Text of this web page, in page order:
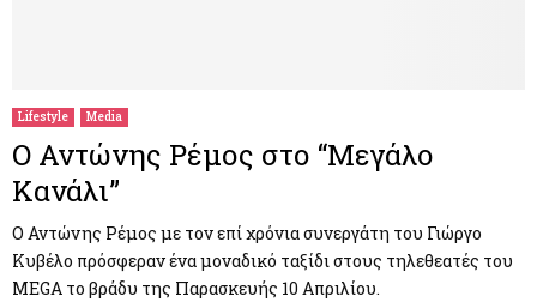
Lifestyle Media
O Αντώνης Ρέμος στο “Μεγάλο
Κανάλι”
Ο Αντώνης Ρέμος με τον επί χρόνια συνεργάτη του Γιώργο
Κυβέλο πρόσφεραν ένα μοναδικό ταξίδι στους τηλεθεατές του
MEGA το βράδυ της Παρασκευής 10 Απριλίου.